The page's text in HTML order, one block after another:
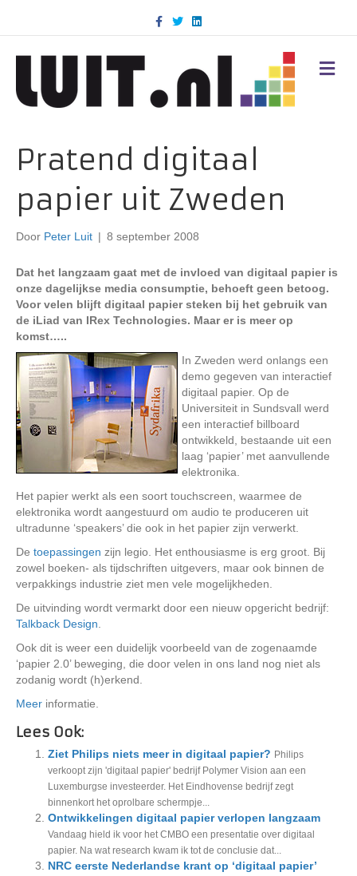
c
k
T
w
i
n
d
M
E
Pratend digitaal
papier uit Zweden
Door Peter Luit | 8 september 2008
Dat het langzaam gaat met de invloed van digitaal papier is
onze dagelijkse media consumptie, behoeft geen betoog.
Voor velen blijft digitaal papier steken bij het gebruik van
de iLiad van IRex Technologies. Maar er is meer op
komst…..
In Zweden werd onlangs een
demo gegeven van interactief
digitaal papier. Op de
Universiteit in Sundsvall werd
een interactief billboard
ontwikkeld, bestaande uit een
laag ‘papier’ met aanvullende
elektronika.
Het papier werkt als een soort touchscreen, waarmee de
elektronika wordt aangestuurd om audio te produceren uit
ultradunne ‘speakers’ die ook in het papier zijn verwerkt.
De toepassingen zijn legio. Het enthousiasme is erg groot. Bij
zowel boeken- als tijdschriften uitgevers, maar ook binnen de
verpakkings industrie ziet men vele mogelijkheden.
De uitvinding wordt vermarkt door een nieuw opgericht bedrijf:
Talkback Design
Ook dit is weer een duidelijk voorbeeld van de zogenaamde
‘papier 2.0’ beweging, die door velen in ons land nog niet als
zodanig wordt (h)erkend.
Meer informatie.
Lees Ook:
Ziet Philips niets meer in digitaal papier? Philips
verkoopt zijn 'digitaal papier' bedrijf Polymer Vision aan een
Luxemburgse investeerder. Het Eindhovense bedrijf zegt
binnenkort het oprolbare schermpje...
Ontwikkelingen digitaal papier verlopen langzaam
Vandaag hield ik voor het CMBO een presentatie over digitaal
papier. Na wat research kwam ik tot de conclusie dat...
NRC eerste Nederlandse krant op ‘digitaal papier’